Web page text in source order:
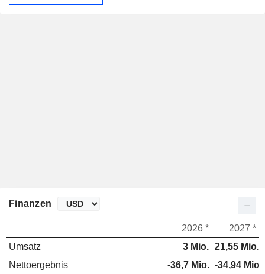
Finanzen
2026 *
2027 *
Umsatz
3 Mio. 21,55 Mio.
Nettoergebnis
-36,7 Mio. -34,94 Mio.